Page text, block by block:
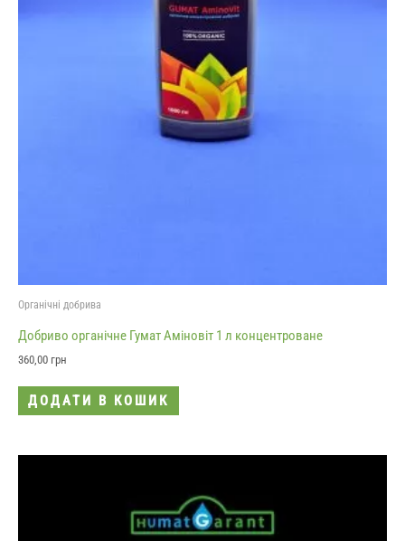
Органічні добрива
Добриво органічне Гумат Аміновіт 1 л концентроване
360,00 грн
ДОДАТИ В КОШИК
до
310,00 грн
має
кілька